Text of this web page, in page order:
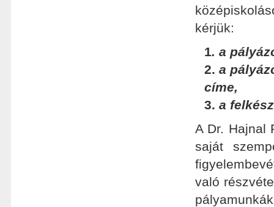
kérjük:
1. a
2. a
címe,
3. a
A Dr. Hajnal
saját
való